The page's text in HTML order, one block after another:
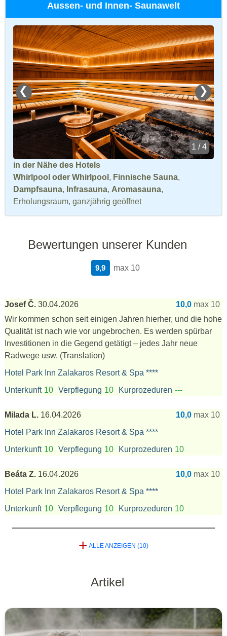
Aussen- und Innen- Saunawelt
❮ ❯
1 / 4
in der Nähe des Hotels
Whirlpool oder Whirlpool , Finnische Sauna,
Dampfsauna, Infrasauna, Aromasauna,
Erholungsraum, ganzjährig geöffnet
Bewertungen unserer Kunden
max 10
9,9
Josef Č. 30.04.2026 10,0 max 10
Wir kommen schon seit einigen Jahren hierher, und die hohe
Qualität ist nach wie vor ungebrochen. Es werden spürbar
Investitionen in die Gegend getätigt – jedes Jahr neue
Radwege usw. (Translation)
Hotel Park Inn Zalakaros Resort & Spa ****
Unterkunft 10 Verpflegung 10 Kurprozeduren ---
Milada L. 16.04.2026 10,0 max 10
Hotel Park Inn Zalakaros Resort & Spa ****
Unterkunft 10 Verpflegung 10 Kurprozeduren 10
Beáta Z. 16.04.2026 10,0 max 10
Hotel Park Inn Zalakaros Resort & Spa ****
Unterkunft 10 Verpflegung 10 Kurprozeduren 10
+ ALLE ANZEIGEN (10)
Artikel